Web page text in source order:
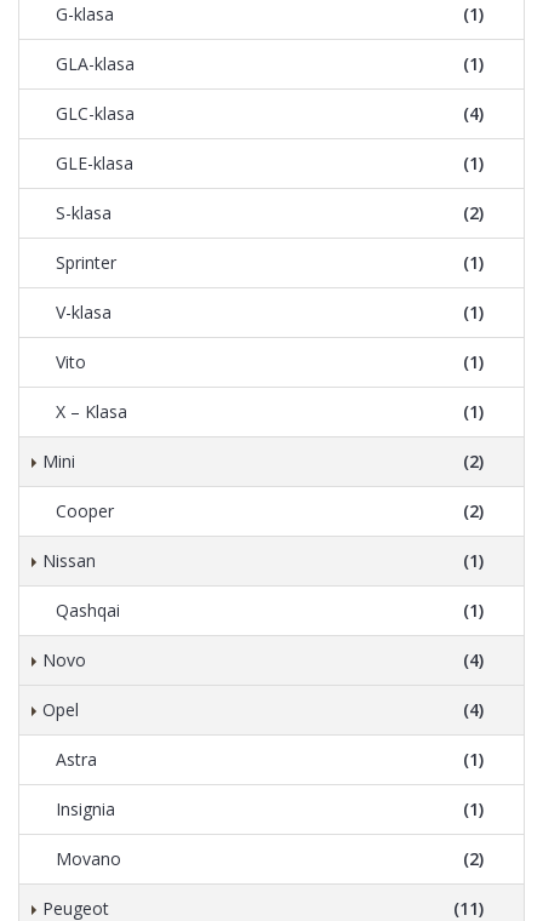
G-klasa (1)
GLA-klasa (1)
GLC-klasa (4)
GLE-klasa (1)
S-klasa (2)
Sprinter (1)
V-klasa (1)
Vito (1)
X – Klasa (1)
Mini (2)
Cooper (2)
Nissan (1)
Qashqai (1)
Novo (4)
Opel (4)
Astra (1)
Insignia (1)
Movano (2)
Peugeot (11)